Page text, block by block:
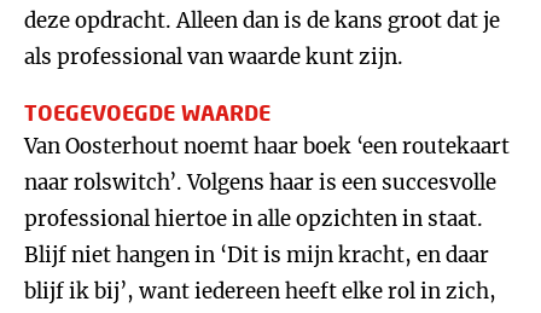
deze opdracht. Alleen dan is de kans groot dat je
als professional van waarde kunt zijn.
TOEGEVOEGDE WAARDE
Van Oosterhout noemt haar boek ‘een routekaart
naar rolswitch’. Volgens haar is een succesvolle
professional hiertoe in alle opzichten in staat.
Blijf niet hangen in ‘Dit is mijn kracht, en daar
blijf ik bij’, want iedereen heeft elke rol in zich,